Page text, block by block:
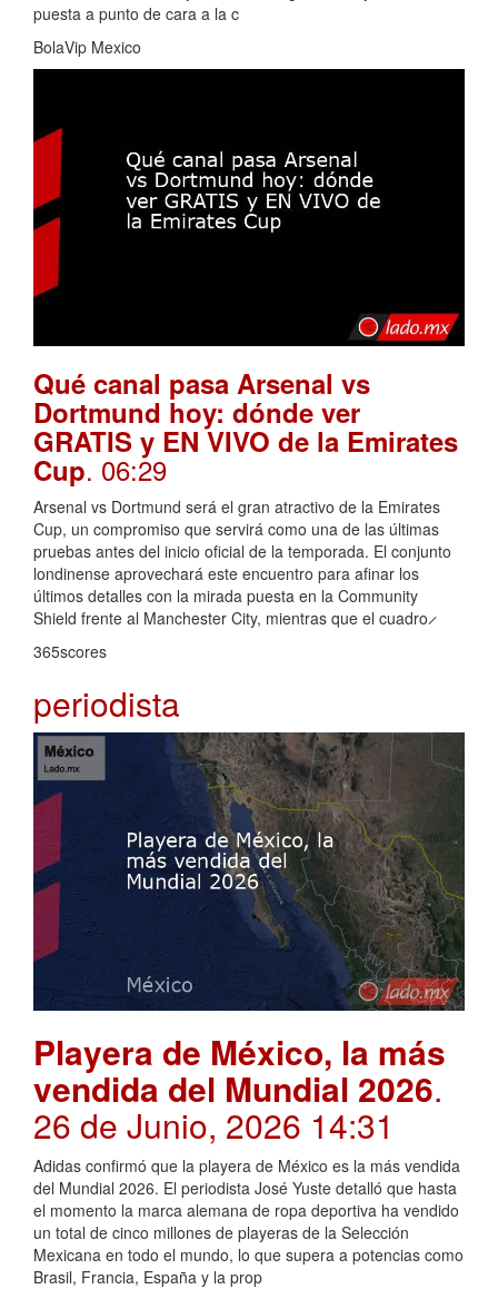
puesta a punto de cara a la c
BolaVip Mexico
Qué canal pasa Arsenal vs
Dortmund hoy: dónde ver
GRATIS y EN VIVO de la Emirates
Cup. 06:29
Arsenal vs Dortmund será el gran atractivo de la Emirates
Cup, un compromiso que servirá como una de las últimas
pruebas antes del inicio oficial de la temporada. El conjunto
londinense aprovechará este encuentro para afinar los
últimos detalles con la mirada puesta en la Community
Shield frente al Manchester City, mientras que el cuadro ̷
365scores
periodista
Playera de México, la más
vendida del Mundial 2026.
26 de Junio, 2026 14:31
Adidas confirmó que la playera de México es la más vendida
del Mundial 2026. El periodista José Yuste detalló que hasta
el momento la marca alemana de ropa deportiva ha vendido
un total de cinco millones de playeras de la Selección
Mexicana en todo el mundo, lo que supera a potencias como
Brasil, Francia, España y la prop